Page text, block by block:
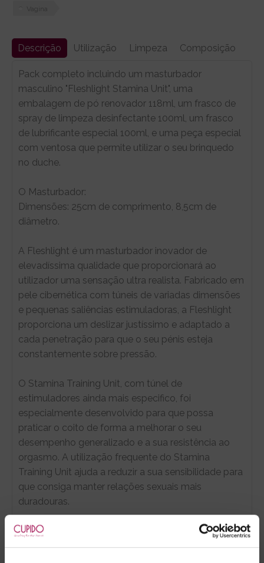
Descrição Utilização Limpeza Composição
Pack completo incluindo um masturbador
masculino "Fleshlight Stamina Unit", uma
embalagem de pó renovador 118ml, um frasco de
spray de limpeza desinfectante 100ml, um frasco
de lubrificante especial 100ml, e uma peça especial
com ventosa que permite utilizar o seu brinquedo
no duche.
O Masturbador:
Dimensões: 25cm de comprimento, 8,5cm de
diâmetro.
A Fleshlight é um masturbador inovador de
elevadíssima qualidade que proporcionará ao
utilizador uma sensação ultra realista. Fabricado em
pele cibernética com túneis de variadas dimensões
e pequenas saliências estimuladoras, a Fleshlight
proporciona um deslizar justíssimo e adaptado a
cada penetração para que o seu pénis esteja
constantemente sobre pressão.
O Stamina Training Unit, com túnel de
estimuladores ainda mais especifico, foi
especialmente desenvolvido para que possa
praticar o coito de forma a melhorar o seu
desempenho generalizado e a sua resistência ao
orgasmo. A utilização frequente do Stamina
Training Unit ajuda a reduzir a sua sensibilidade para
que consiga manter relações sexuais mais
duradouras.
Com elevada capacidade de retenção de calor,
basta um pouco de lubrificante que após poucas